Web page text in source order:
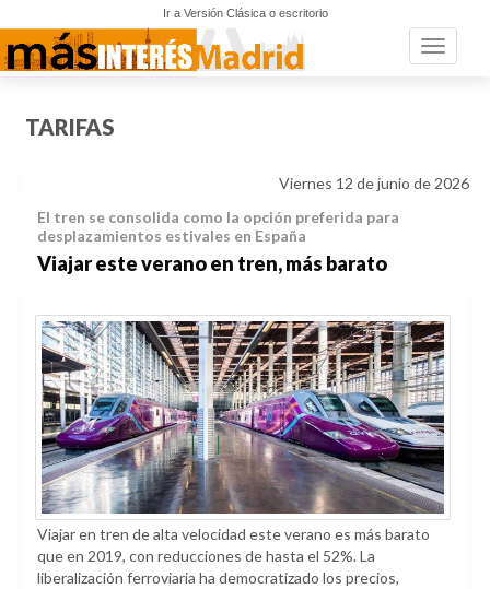
Ir a Versión Clásica o escritorio
Toggle
TARIFAS
Viernes 12 de junio de 2026
El tren se consolida como la opción preferida para
desplazamientos estivales en España
Viajar este verano en tren, más barato
Viajar en tren de alta velocidad este verano es más barato
que en 2019, con reducciones de hasta el 52%. La
liberalización ferroviaria ha democratizado los precios,